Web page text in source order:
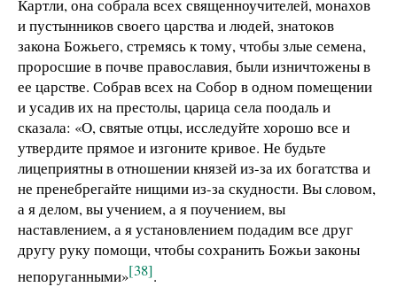
Картли, она собрала всех священноучителей, монахов
и пустынников своего царства и людей, знатоков
закона Божьего, стремясь к тому, чтобы злые семена,
проросшие в почве православия, были изничтожены в
ее царстве. Собрав всех на Собор в одном помещении
и усадив их на престолы, царица села поодаль и
сказала: «О, святые отцы, исследуйте хорошо все и
утвердите прямое и изгоните кривое. Не будьте
лицеприятны в отношении князей из-за их богатства и
не пренебрегайте нищими из-за скудности. Вы словом,
а я делом, вы учением, а я поучением, вы
наставлением, а я установлением подадим все друг
другу руку помощи, чтобы сохранить Божьи законы
непоруганными»[38].